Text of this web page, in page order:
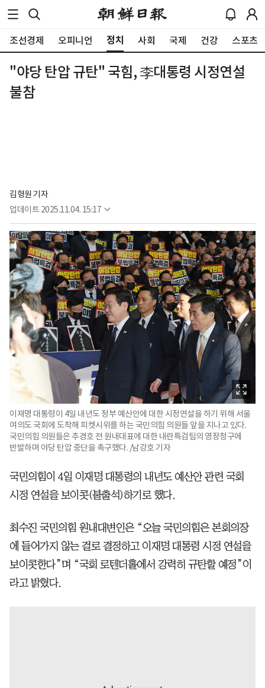
조선경제 오피니언 정치 사회 국제 건강 스포츠
"야당 탄압 규탄" 국힘, 李대통령 시정연설
불참
김형원 기자
업데이트 2025.11.04. 15:17
이재명 대통령이 4일 내년도 정부 예산안에 대한 시정연설을 하기 위해 서울
여의도 국회에 도착해 피켓시위를 하는 국민의힘 의원들 앞을 지나고 있다.
국민의힘 의원들은 추경호 전 원내대표에 대한 내란특검팀의 영장청구에
반발하며 야당 탄압 중단을 촉구했다. /남강호 기자
국민의힘이 4일 이재명 대통령의 내년도 예산안 관련 국회
시정 연설을 보이콧(불출석)하기로 했다.
최수진 국민의힘 원내대변인은 “오늘 국민의힘은 본회의장
에 들어가지 않는 걸로 결정하고 이재명 대통령 시정 연설을
보이콧한다”며 “국회 로텐더홀에서 강력히 규탄할 예정”이
라고 밝혔다.